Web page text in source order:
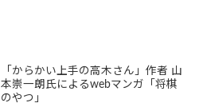
「からかい上手の高木さん」作者 山
本崇一朗氏によるwebマンガ「将棋
のやつ」